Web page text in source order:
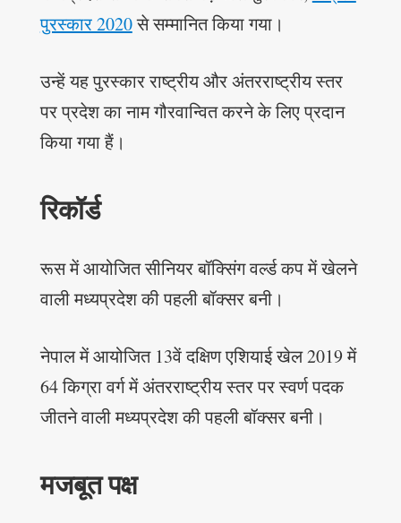
पुरस्कार 2020से सम्मानित किया गया।
उन्हें यह पुरस्कार राष्ट्रीय और अंतरराष्ट्रीय स्तर
पर प्रदेश का नाम गौरवान्वित करने के लिए प्रदान
किया गया हैं।
रिकॉर्ड
रूस में आयोजित सीनियर बॉक्सिंग वर्ल्ड कप में खेलने
वाली मध्यप्रदेश की पहली बॉक्सर बनी।
नेपाल में आयोजित 13वें दक्षिण एशियाई खेल 2019 में
64 किग्रा वर्ग में अंतरराष्ट्रीय स्तर पर स्वर्ण पदक
जीतने वाली मध्यप्रदेश की पहली बॉक्सर बनी।
मजबूत पक्ष